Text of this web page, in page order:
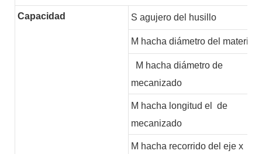
Capacidad S agujero del husillo
M hacha diámetro del material
M hacha diámetro de
mecanizado
M hacha longitud el
de
mecanizado
M hacha recorrido del eje x